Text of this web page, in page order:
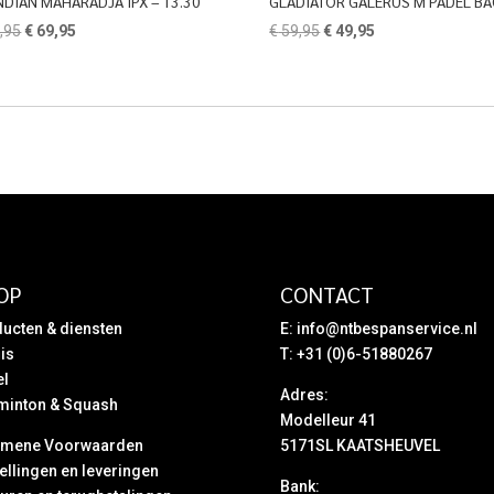
Oorspronkelijke
€ 69,95 €59,95Oorspronkelijke
€ 49,95
& diensten
& Squash
Voorwaarden
en leveringen
CONTACT
E: info@ntbespanservice.nl
T: +31 (0)6-51880267
Adres:
Modelleur 41
5171SL KAATSHEUVEL
Bank: